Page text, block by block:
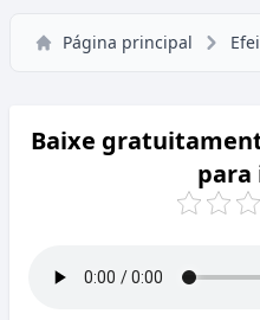
Página principal
Baixe
para